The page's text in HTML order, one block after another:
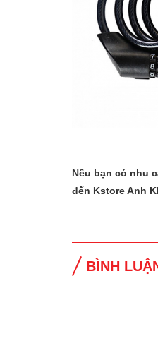
Nếu bạn có nhu
đến Kstore Anh
BÌNH